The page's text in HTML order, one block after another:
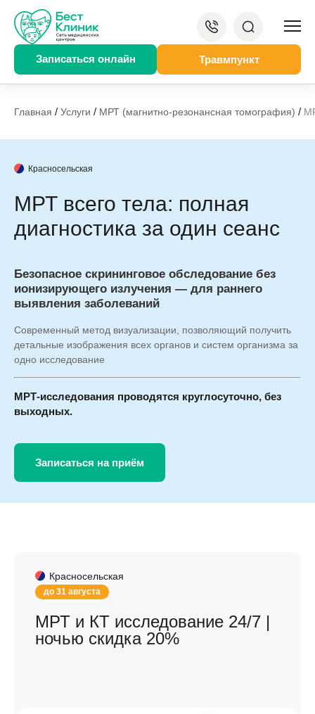
Записаться онлайн Травмпункт
Главная / Услуги / МРТ (магнитно-резонансная томография) /
Красносельская
МРТ всего тела: полная
диагностика за один сеанс
Безопасное скрининговое обследование без
ионизирующего излучения — для раннего
выявления заболеваний
Современный метод визуализации, позволяющий получить
детальные изображения всех органов и систем организма за
одно исследование
МРТ-исследования проводятся круглосуточно, без
выходных.
Записаться на приём
Красносельская
до 31 августа
МРТ и КТ исследование 24/7 |
ночью скидка 20%